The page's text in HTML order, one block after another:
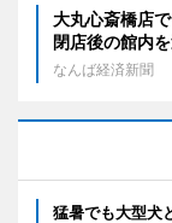
大丸心斎橋店
閉店後の館内
なんば経済新聞
猛暑でも大型犬